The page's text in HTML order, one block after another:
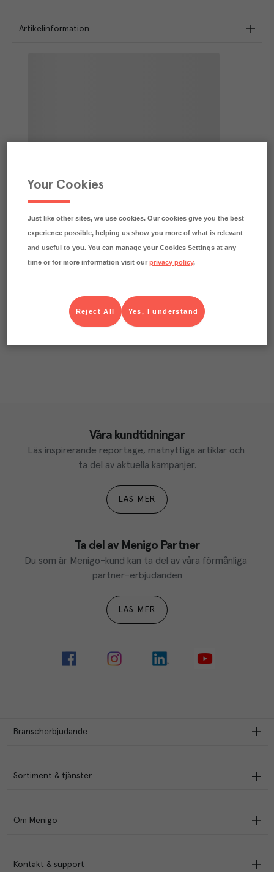
Artikelinformation
Våra kundtidningar
Läs inspirerande reportage, matnyttiga artiklar och
ta del av aktuella kampanjer.
LÄS MER
Ta del av Menigo Partner
Du som är Menigo-kund kan ta del av våra förmånliga
partner-erbjudanden
LÄS MER
Branscherbjudande
Sortiment & tjänster
Om Menigo
Kontakt & support
Your Cookies
Just like other sites, we use cookies. Our cookies give you the best
experience possible, helping us show you more of what is relevant
and useful to you. You can manage yourCookies Settings at any
time or for more information visit ourprivacy policy.
Yes, I understand
Reject All